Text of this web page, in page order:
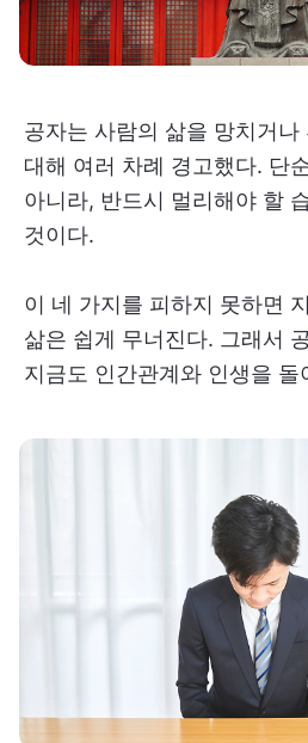
공자는 사람의 삶을 망치거나
대해 여러 차례 경고했다. 단
아니라, 반드시 멀리해야 할
것이다.
이 네 가지를 피하지 못하면
삶은 쉽게 무너진다. 그래서
지금도 인간관계와 인생을 돌